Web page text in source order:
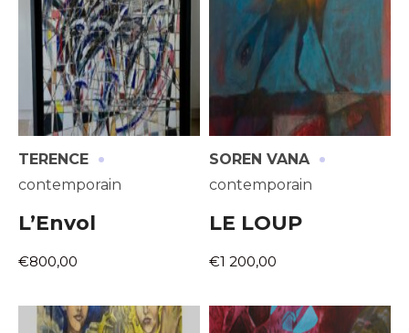
TERENCE ·
contemporain
L’Envol
€800,00
SOREN VANA ·
contemporain
LE LOUP
€1 200,00